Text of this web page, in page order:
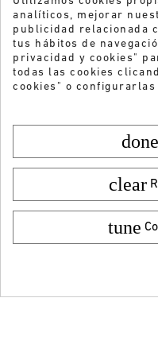
59,95
39,99
-5% DTO +
analíticos, mejorar
publicidad relacionada
tus hábitos de
privacidad y cookies"
todas las cookies
cookies" o
clear
tune